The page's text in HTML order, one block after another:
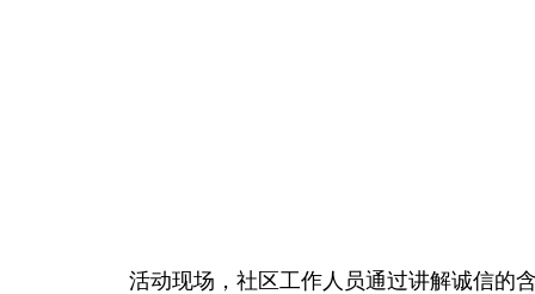
活动现场，社区工作人员通过讲解诚信的